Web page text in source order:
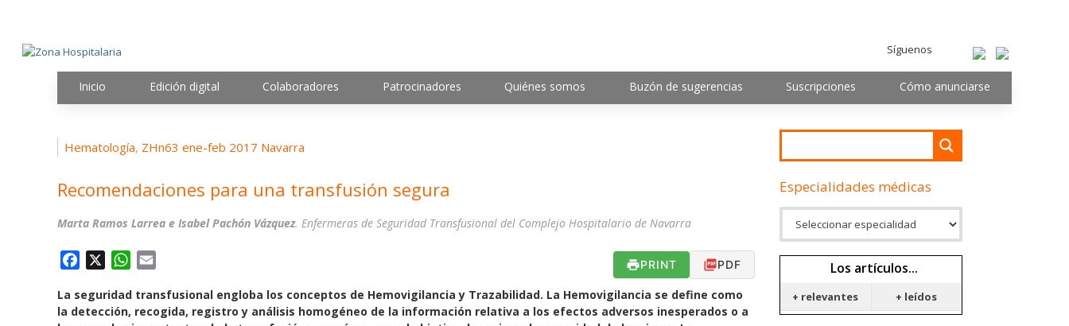
Síguenos
Inicio Edición digital Colaboradores Patrocinadores Quiénes somos Buzón de sugerencias Suscripciones Cómo anunciarse
Hematología, ZHn63 ene-feb 2017 Navarra
Recomendaciones para una transfusión segura
Marta Ramos Larrea e Isabel Pachón Vázquez. Enfermeras de Seguridad Transfusional del Complejo Hospitalario de Navarra
c
e
W
a
a
i
PRINT PDF
La seguridad transfusional engloba los conceptos de Hemovigilancia y Trazabilidad. La Hemovigilancia se define como
la detección, recogida, registro y análisis homogéneo de la información relativa a los efectos adversos inesperados o a
Especialidades médicas
Los artículos...
+ relevantes + leídos